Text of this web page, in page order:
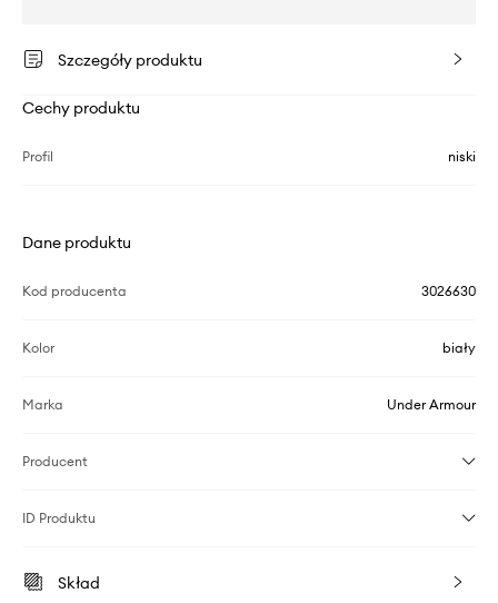
Szczegóły produktu
Cechy produktu
Profil niski
Dane produktu
Kod producenta 3026630
Kolor biały
Marka Under Armour
Producent
ID Produktu
Skład